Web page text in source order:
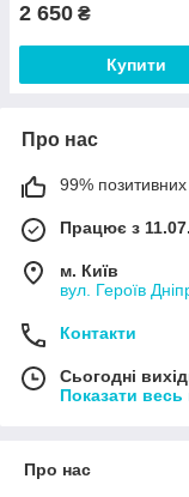
2 650 ₴
Купити
Про нас
99% позитивних
Працює з
м. Київ
вул. Героїв
Контакти
Сьогодні
Показати весь
Про нас